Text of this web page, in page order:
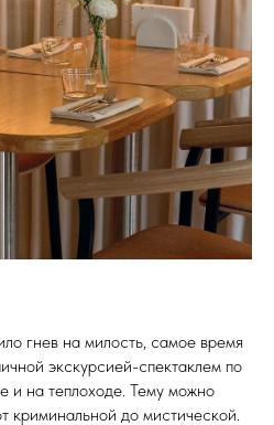
гнев на милость, самое время
экскурсией-спектаклем по
и на теплоходе. Тему можно
криминальной до мистической.